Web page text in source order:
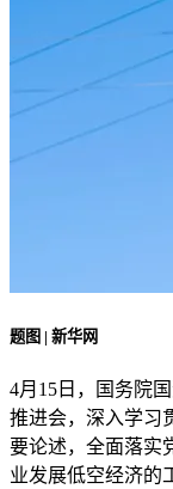
题图 | 新华网
4月15日，国务院
推进会，深入学习
要论述，全面落实
业发展低空经济的